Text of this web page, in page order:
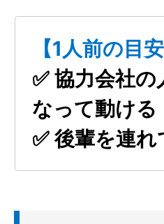
【1人前の目安
✅ 協力会社
なって動ける
✅ 後輩を連